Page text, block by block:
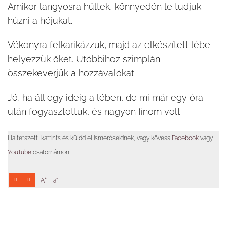
Amikor langyosra hűltek, könnyedén le tudjuk
húzni a héjukat.
Vékonyra felkarikázzuk, majd az elkészített lébe
helyezzük őket. Utóbbihoz szimplán
összekeverjük a hozzávalókat.
Jó, ha áll egy ideig a lében, de mi már egy óra
után fogyasztottuk, és nagyon finom volt.
Ha tetszett, kattints és küldd el ismerőseidnek, vagy kövess Facebook vagy
YouTube csatornámon!
A+ a-